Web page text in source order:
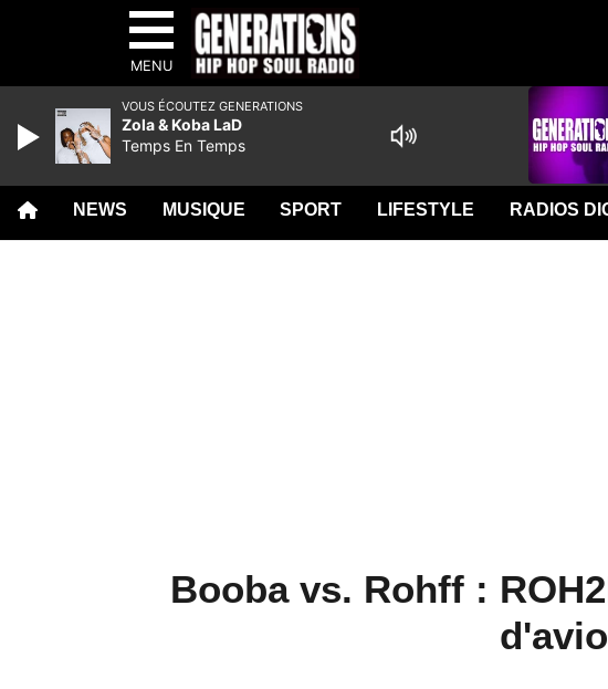
MENU
NEWS MUSIQUE SPORT LIFESTYLE RADIOS
Booba vs. Rohff :
VOUS ÉCOUTEZ GENERATIONS
Zola & Koba LaD
Temps En Temps